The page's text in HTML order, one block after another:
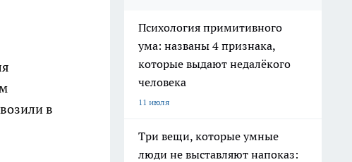
в
Психология примитивного
ума: названы 4 признака,
которые выдают недалёкого
человека
11 июля
Три вещи, которые умные
люди не выставляют напоказ: